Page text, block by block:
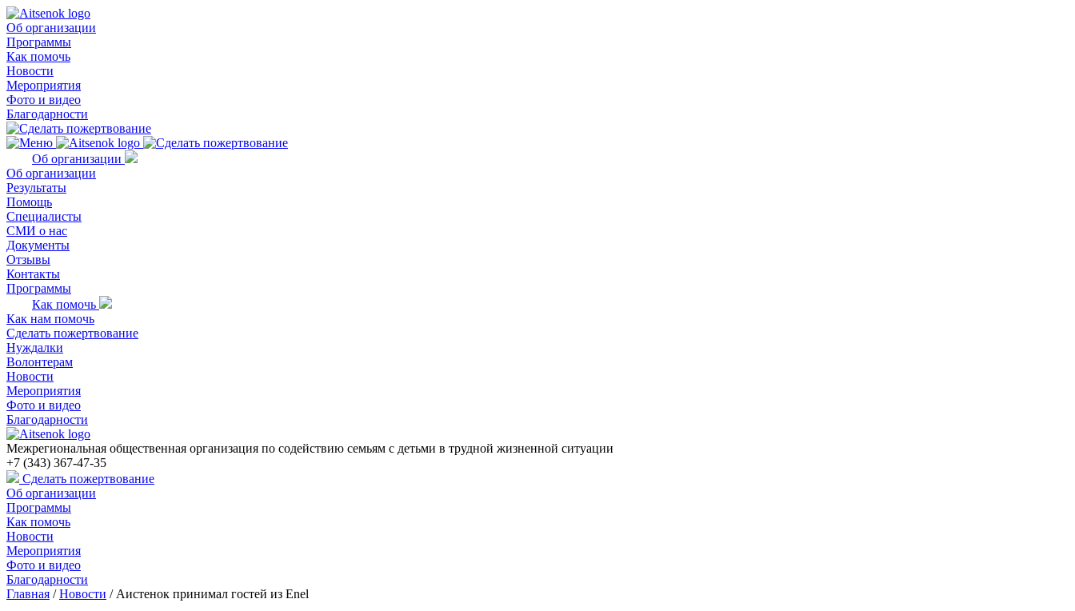
Об организации
Программы
Как помочь
Новости
Мероприятия
Фото и видео
Благодарности
Об организации
Об организации
Результаты
Помощь
Специалисты
СМИ о нас
Документы
Отзывы
Контакты
Программы
Как помочь
Как нам помочь
Сделать пожертвование
Нуждалки
Волонтерам
Новости
Мероприятия
Фото и видео
Благодарности
Межрегиональная общественная организация по содействию семьям с детьми в трудной жизненной ситуации
+7 (343) 367-47-35
Сделать пожертвование
Об организации
Программы
Как помочь
Новости
Мероприятия
Фото и видео
Благодарности
Главная /Новости / Аистенок принимал гостей из Enel